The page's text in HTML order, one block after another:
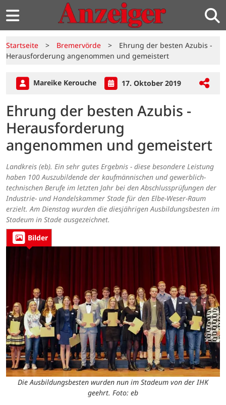
Startseite > Bremervörde >
Ehrung der besten Azubis -
Herausforderung angenommen und gemeistert
Mareike Kerouche 17. Oktober 2019
Ehrung der besten Azubis -
Herausforderung
angenommen und gemeistert
Landkreis (eb). Ein sehr gutes Ergebnis - diese besondere Leistung
haben 100 Auszubildende der kaufmännischen und gewerblich-
technischen Berufe im letzten Jahr bei den Abschlussprüfungen der
Industrie- und Handelskammer Stade für den Elbe-Weser-Raum
erzielt. Am Dienstag wurden die diesjährigen Ausbildungsbesten im
Stadeum in Stade ausgezeichnet.
Bilder
Die Ausbildungsbesten wurden nun im Stadeum von der IHK
geehrt. Foto: eb